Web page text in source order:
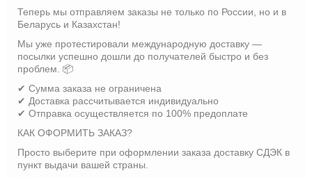
Теперь мы отправляем заказы не только по России, но и в
Беларусь и Казахстан!
Мы уже протестировали международную доставку —
посылки успешно дошли до получателей быстро и без
проблем. 📦
✔ Сумма заказа не ограничена
✔ Доставка рассчитывается индивидуально
✔ Отправка осуществляется по 100% предоплате
КАК ОФОРМИТЬ ЗАКАЗ?
Просто выберите при оформлении заказа доставку СДЭК в
пункт выдачи вашей страны.